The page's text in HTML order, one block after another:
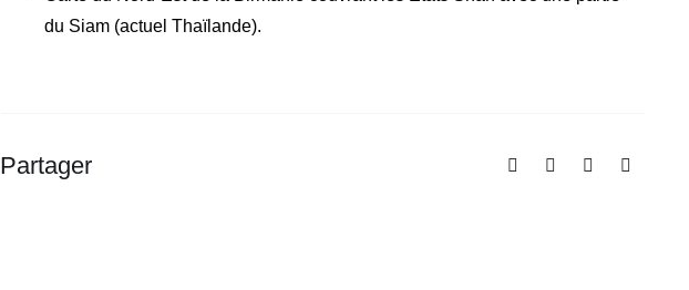
-
du Siam (actuel Thaïlande).
Partager